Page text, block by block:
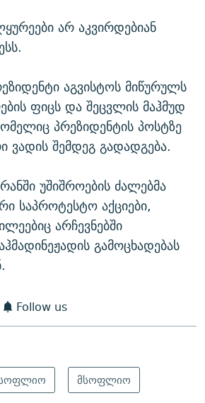
არ აკვირდებიან
აგვისტოს მიწურულს
ფიცს და შეცვლის მაჰმუდ
პრეზიდენტის პოსტზე
ვადის შემდეგ გადადგება.
უშიშროების ძალებმა
საპროტესტო აქციები,
არჩევნებში
გამოცხადებას
Follow us
მსოფლიო